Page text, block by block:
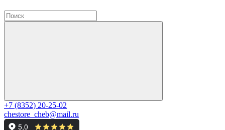
+7 (8352) 20-25-02
chestore_cheb@mail.ru